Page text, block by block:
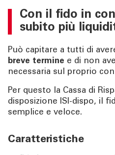
Con il fido in
subito più
Può capitare a tutti di
breve termine e di non
necessaria sul proprio
Per questo la Cassa di
disposizione ISI-dispo, il
semplice e veloce.
Caratteristiche